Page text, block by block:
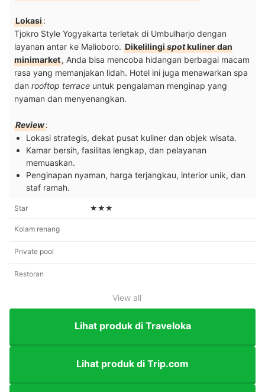
Lokasi:
Tjokro Style Yogyakarta terletak di Umbulharjo dengan
layanan antar ke Malioboro. Dikelilingispotkuliner dan
minimarket, Anda bisa mencoba hidangan berbagai macam
rasa yang memanjakan lidah. Hotel ini juga menawarkan spa
dan rooftop terrace untuk pengalaman menginap yang
nyaman dan menyenangkan.
Review:
Lokasi strategis, dekat pusat kuliner dan objek wisata.
Kamar bersih, fasilitas lengkap, dan pelayanan
memuaskan.
Penginapan nyaman, harga terjangkau, interior unik, dan
staf ramah.
Star ★★★
Kolam renang
Private pool
Restoran
View all
Lihat produk di Traveloka
Lihat produk di Trip.com